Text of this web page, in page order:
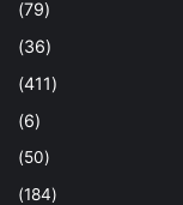
(79)
(36)
(411)
(6)
(50)
(184)